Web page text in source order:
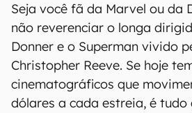
Seja você fã da Marvel ou da
não reverenciar o longa
Donner e o Superman vivido
Christopher Reeve. Se hoje
cinematográficos que
dólares a cada estreia, é tudo